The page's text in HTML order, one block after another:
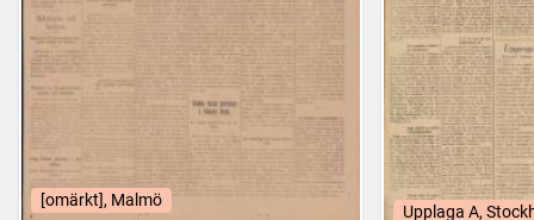
[omärkt], Malmö
Upplaga A,